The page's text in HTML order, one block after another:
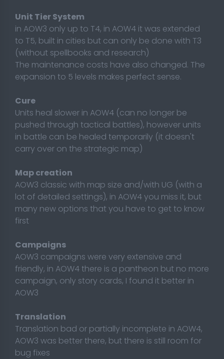
Unit Tier System
in AOW3 only up to T4, in AOW4 it was extended
to T5, built in cities but can only be done with T3
(without spellbooks and research)
The maintenance costs have also changed. The
expansion to 5 levels makes perfect sense.
Cure
Units heal slower in AOW4 (can no longer be
pushed through tactical battles), however units
in battle can be healed temporarily (it doesn't
carry over on the strategic map)
Map creation
AOW3 classic with map size and/with UG (with a
lot of detailed settings), in AOW4 you miss it, but
many new options that you have to get to know
first
Campaigns
AOW3 campaigns were very extensive and
friendly, in AOW4 there is a pantheon but no more
campaign, only story cards, I found it better in
AOW3
Translation
Translation bad or partially incomplete in AOW4,
AOW3 was better there, but there is still room for
bug fixes